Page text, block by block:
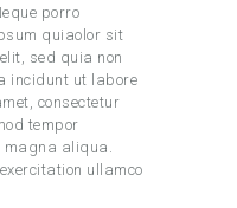
porro
quiaolor sit
sed quia non
incidunt ut labore
consectetur
tempor
aliqua.
ullamco